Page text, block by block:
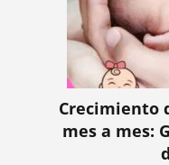
Crecimiento
mes a mes: